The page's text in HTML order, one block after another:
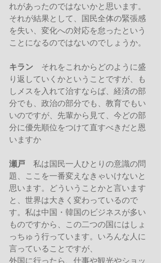
れがあったのではないかと思います。
それが結果として、国民全体の緊張感
を失い、変化への対応を怠ったという
ことになるのではないのでしょうか。
キラン それをこれからどのように盛
り返していくかということですが、も
しメスを入れて治すならば、経済の部
分でも、政治の部分でも、教育でもい
いのですが、先輩から見て、今どの部
分に優先順位をつけて直すべきだと恩
いますか
瀬戸 私は国民一人ひとりの意識の問
題、ここを一番変えなきゃいけないと
思います。どういうことかと言います
と、世界は大きく変わっているので
す。私は中国・韓国のビジネスが多い
ものですから、この二つの国にはしょ
っちゅう行っています。いろんな人に
言っていることですが、
外国に行ったら、仕事や観光やショッ